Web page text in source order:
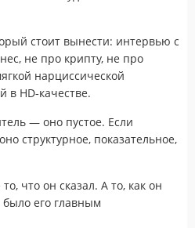
стоит вынести: интервью с
не про крипту, не про
нарциссической
HD‑качестве.
— оно пустое. Если
структурное, показательное,
что он сказал. А то, как он
его главным